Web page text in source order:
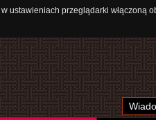
ustawieniach przeglądarki